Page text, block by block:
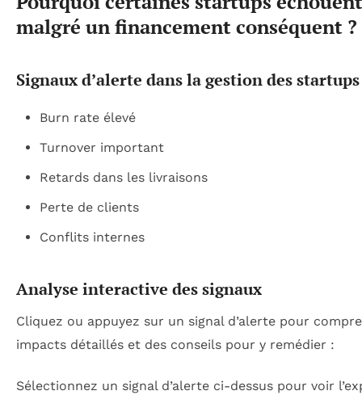
malgré un financement conséquent ?
Signaux d’alerte dans la gestion des startups
Burn rate élevé
Turnover important
Retards dans les livraisons
Perte de clients
Conflits internes
Analyse interactive des signaux
Cliquez ou appuyez sur un signal d’alerte pour
impacts détaillés et des conseils pour y remédier :
Sélectionnez un signal d’alerte ci-dessus pour voir